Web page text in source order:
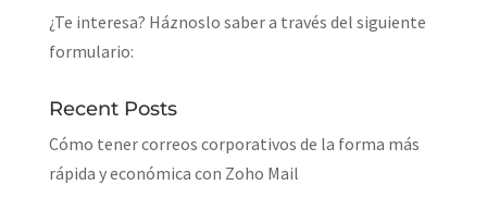
¿Te interesa? Háznoslo saber a través del siguiente
formulario:
Recent Posts
Cómo tener correos corporativos de la forma más
rápida y económica con Zoho Mail